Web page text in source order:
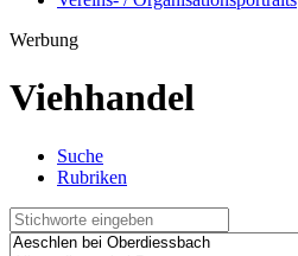
Werbung
Viehhandel
Suche
Rubriken